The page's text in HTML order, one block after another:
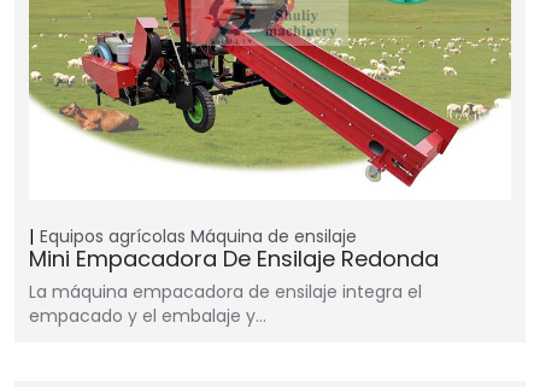
Equipos agrícolas Máquina de ensilaje
Mini Empacadora De Ensilaje Redonda
La máquina empacadora de ensilaje integra el
empacado y el embalaje y…